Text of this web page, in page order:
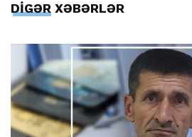
DİGƏR XƏBƏRLƏR